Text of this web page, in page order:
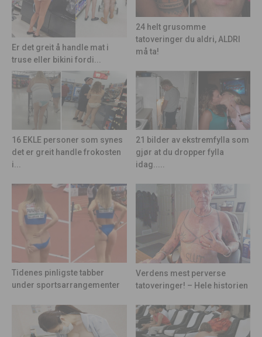
Er det greit å handle mat i
truse eller bikini fordi...
24 helt grusomme
tatoveringer du aldri, ALDRI
må ta!
16 EKLE personer som synes
det er greit handle frokosten
i...
21 bilder av ekstremfylla som
gjør at du dropper fylla
idag.....
Tidenes pinligste tabber
under sportsarrangementer
Verdens mest perverse
tatoveringer! – Hele historien